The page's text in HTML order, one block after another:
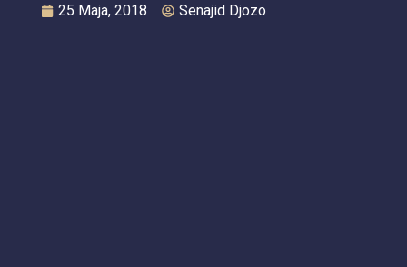
25 Maja, 2018 Senajid Djozo